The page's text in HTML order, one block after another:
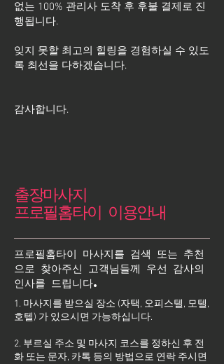
없는 100% 관리사 도착 후 후불 결제로 진
행됩니다.
잊지 못할 최고의 힐링을 경험하실 수 있도
록 최선을 다하겠습니다.
​감사합니다.
출장마사지
프로필홈타이 이용안내
프로필홈타이 마사지를 검색 또는 추천
으로 찾아주신 고객님들께 우선 감사의
인사를 드립니다.
1. 마사지를 받으실 장소 (자택, 오피스텔, 모텔,
호텔) 가 있으시면 가능하십니다.
2. 부르실 주소 및 마사지 코스를 정하신 후 전
화 또는 문자, 카톡 등의 방법으로 연락 주시면